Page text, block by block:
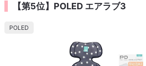
【第5位】POLED エアラブ3
POLED